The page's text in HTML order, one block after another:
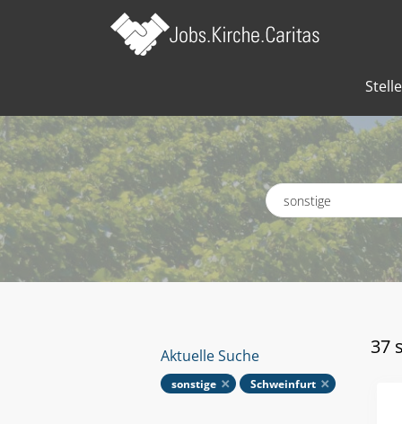
Schlagworte
37
Aktuelle Suche
sonstige Schweinfurt